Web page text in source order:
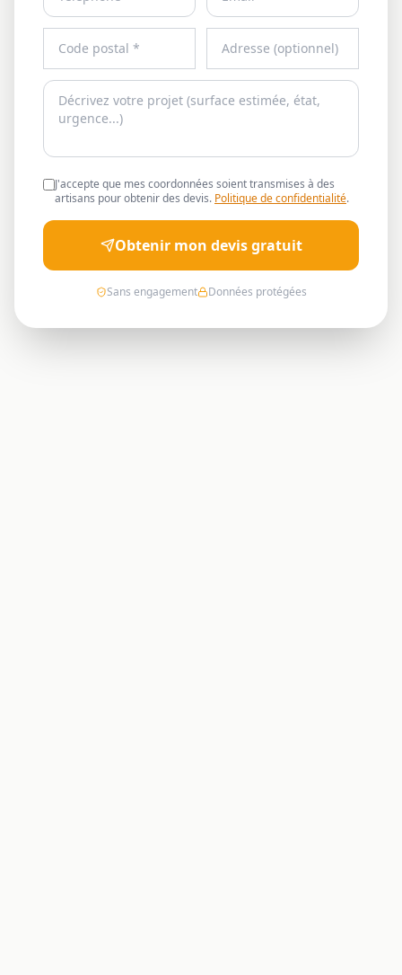
J'accepte que mes coordonnées soient transmises à des
artisans pour obtenir des devis. Politique de confidentialité.
Obtenir mon devis gratuit
Sans engagement Données protégées